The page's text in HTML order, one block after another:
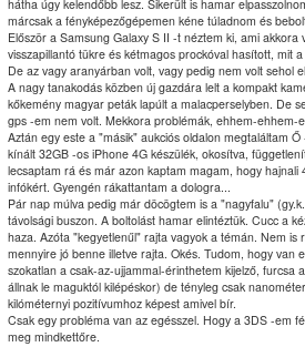
hátha úgy kelendőbb lesz. Sikerült is hamar
márcsak a fényképezőgépemen kéne túladnom és
Először a Samsung Galaxy S II -t néztem ki, ami
visszapillantó tükre és kétmagos prockóval hasított, mit
De az vagy aranyárban volt, vagy pedig nem volt sehol
A nagy tanakodás közben új gazdára lelt a kompakt
kőkemény magyar peták lapúlt a malacperselyben. De
gps -em nem volt. Mekkora problémák, ehhem-ehhem-
Aztán egy este a "másik" aukciós oldalon megtaláltam
kínált 32GB -os iPhone 4G készülék, okosítva,
lecsaptam rá és már azon kaptam magam, hogy hajnali
infókért. Gyengén rákattantam a dologra...
Pár nap múlva pedig már döcögtem is a "nagyfalu"
távolsági buszon. A boltolást hamar elintéztük. Cucc a
haza. Azóta "kegyetlenűl" rajta vagyok a témán. Nem is
mennyire jó benne illetve rajta. Okés. Tudom, hogy van
szokatlan a csak-az-ujjammal-érinthetem kijelző, furcsa
állnak le maguktól kilépéskor) de tényleg csak
kilóméternyi pozitívumhoz képest amivel bír.
Csak egy probléma van az egésszel. Hogy a 3DS -em
meg mindkettőre.